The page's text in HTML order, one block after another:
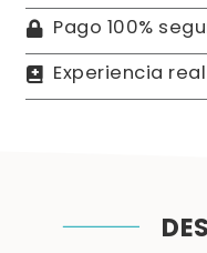
Pago 100%
Experiencia